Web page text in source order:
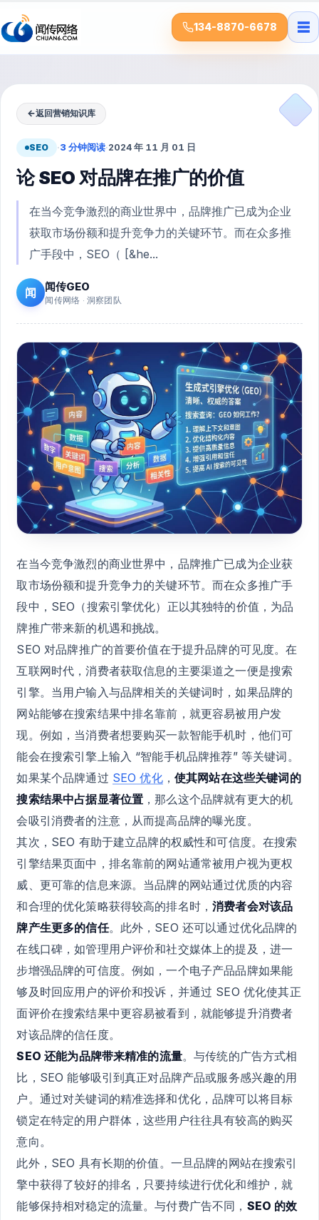
134-8870-6678 ☰
←返回营销知识库
SEO ·3 分钟阅读·2024 年 11 月 01 日
论 SEO 对品牌在推广的价值
在当今竞争激烈的商业世界中，品牌推广已成为企业
获取市场份额和提升竞争力的关键环节。而在众多推
广手段中，SEO（ [&he...
闻 闻传GEO
闻传网络 · 洞察团队
在当今竞争激烈的商业世界中，品牌推广已成为企业获
取市场份额和提升竞争力的关键环节。而在众多推广手
段中，SEO（搜索引擎优化）正以其独特的价值，为品
牌推广带来新的机遇和挑战。
SEO 对品牌推广的首要价值在于提升品牌的可见度。在
互联网时代，消费者获取信息的主要渠道之一便是搜索
引擎。当用户输入与品牌相关的关键词时，如果品牌的
网站能够在搜索结果中排名靠前，就更容易被用户发
现。例如，当消费者想要购买一款智能手机时，他们可
能会在搜索引擎上输入 “智能手机品牌推荐” 等关键词。
如果某个品牌通过 SEO 优化， 使其网站在这些关键词的
搜索结果中占据显著位置 ，那么这个品牌就有更大的机
会吸引消费者的注意，从而提高品牌的曝光度。
其次，SEO 有助于建立品牌的权威性和可信度。在搜索
引擎结果页面中，排名靠前的网站通常被用户视为更权
威、更可靠的信息来源。当品牌的网站通过优质的内容
和合理的优化策略获得较高的排名时，消费者会对该品
牌产生更多的信任。此外，SEO 还可以通过优化品牌的
在线口碑，如管理用户评价和社交媒体上的提及，进一
步增强品牌的可信度。例如，一个电子产品品牌如果能
够及时回应用户的评价和投诉，并通过 SEO 优化使其正
面评价在搜索结果中更容易被看到，就能够提升消费者
对该品牌的信任度。
SEO 还能为品牌带来精准的流量。与传统的广告方式相
比，SEO 能够吸引到真正对品牌产品或服务感兴趣的用
户。通过对关键词的精准选择和优化，品牌可以将目标
锁定在特定的用户群体，这些用户往往具有较高的购买
意向。
此外，SEO 具有长期的价值。一旦品牌的网站在搜索引
擎中获得了较好的排名，只要持续进行优化和维护，就
能够保持相对稳定的流量。与付费广告不同， SEO 的效